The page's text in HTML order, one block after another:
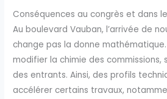
Conséquences au congrès et dans
Au boulevard Vauban, l’arrivée de
change pas la donne
modifier la chimie des commissions,
des entrants. Ainsi, des profils
accélérer certains travaux,